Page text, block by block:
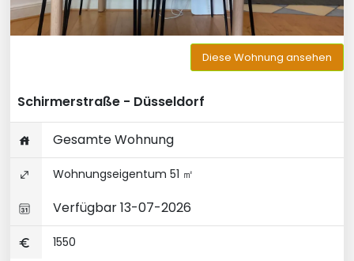
Diese Wohnung ansehen
Schirmerstraße - Düsseldorf
Gesamte Wohnung
Wohnungseigentum 51 ㎡
Verfügbar 13-07-2026
1550